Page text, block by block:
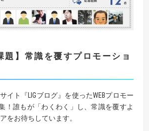
題】常識を覆すプロモーショ
イト『LIGブログ』を使ったWEBプロモー
！誰もが「わくわく」し、常識を覆すよ
をお待ちしています。